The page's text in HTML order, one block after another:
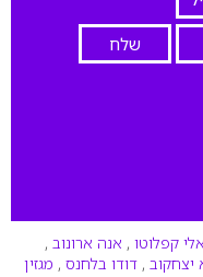
אלי קפלוטו , אנה ארונוב ,
יצחקוב , דודו בלחנס , מגזין